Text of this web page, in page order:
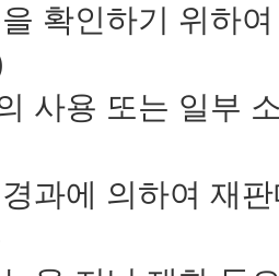
확인하기 위하
사용 또는 일부
과에 의하여 재